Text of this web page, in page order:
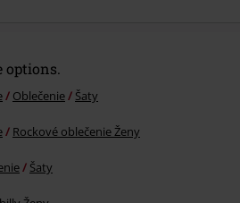
options.
Oblečenie Šaty
Rockové oblečenie Ženy
Šaty